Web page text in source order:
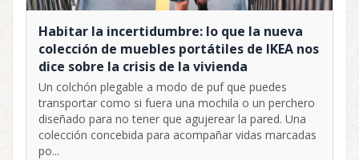
Habitar la incertidumbre: lo que la nueva
colección de muebles portátiles de IKEA nos
dice sobre la crisis de la vivienda
Un colchón plegable a modo de puf que puedes
transportar como si fuera una mochila o un perchero
diseñado para no tener que agujerear la pared. Una
colección concebida para acompañar vidas marcadas
po...